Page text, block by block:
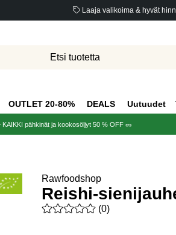
Laaja valikoima & hyvät
OUTLET 20-80% DEALS Uutuudet
pähkinät ja kookosöljyt 50 % OFF 🥜
Rawfoodshop
Reishi-
Keskiarvoluokitus 0 / 5
(0)